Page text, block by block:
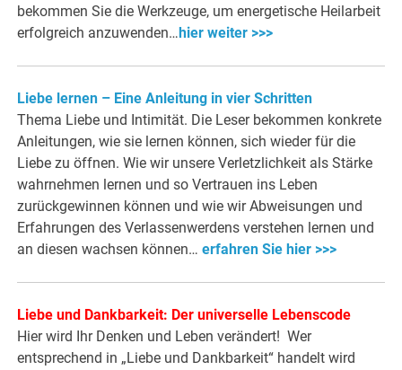
bekommen Sie die Werkzeuge, um energetische Heilarbeit
erfolgreich anzuwenden… hier weiter >>>
Liebe lernen – Eine Anleitung in vier Schritten
Thema Liebe und Intimität. Die Leser bekommen konkrete
Anleitungen, wie sie lernen können, sich wieder für die
Liebe zu öffnen. Wie wir unsere Verletzlichkeit als Stärke
wahrnehmen lernen und so Vertrauen ins Leben
zurückgewinnen können und wie wir Abweisungen und
Erfahrungen des Verlassenwerdens verstehen lernen und
an diesen wachsen können…erfahren Sie hier >>>
Liebe und Dankbarkeit: Der universelle Lebenscode
Hier wird Ihr Denken und Leben verändert! Wer
entsprechend in „Liebe und Dankbarkeit“ handelt wird